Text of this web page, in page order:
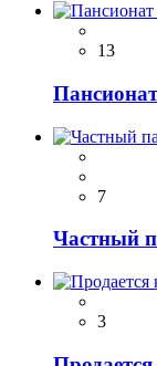
13
7
Частный
3